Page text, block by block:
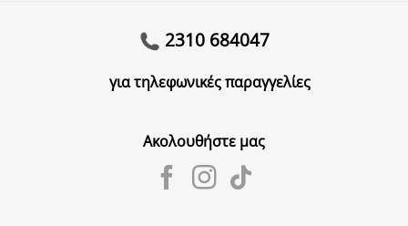
2310 684047
για τηλεφωνικές παραγγελίες
Ακολουθήστε μας